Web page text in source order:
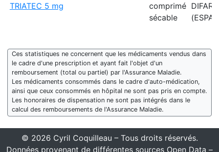
TRIATEC 5 mg
comprimé
sécable
Ces statistiques ne concernent que les médicaments vendus dans
le cadre d'une prescription et ayant fait l'objet d'un
remboursement (total ou partiel) par l'Assurance Maladie.
Les médicaments consommés dans le cadre d'auto-médication,
ainsi que ceux consommés en hôpital ne sont pas pris en compte.
Les honoraires de dispensation ne sont pas intégrés dans le
calcul des remboursements de l'Assurance Maladie.
© 2026 Cyril Coquilleau – Tous droits réservés.
Données provenant de différentes sources Open Data –